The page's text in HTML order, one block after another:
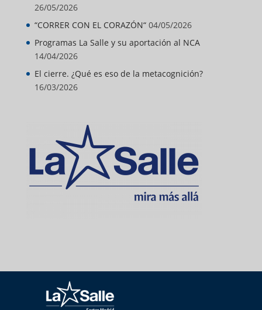
26/05/2026
“CORRER CON EL CORAZÓN“ 04/05/2026
Programas La Salle y su aportación al NCA
14/04/2026
El cierre. ¿Qué es eso de la metacognición?
16/03/2026